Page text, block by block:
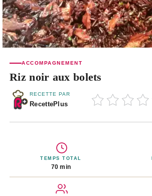
ACCOMPAGNEMENT
Riz noir aux bolets
RECETTE PAR
RecettePlus
TEMPS TOTAL
70 min